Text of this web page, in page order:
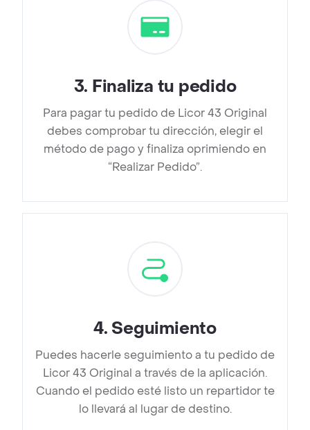
3. Finaliza tu pedido
Para pagar tu pedido de Licor 43 Original
debes comprobar tu dirección, elegir el
método de pago y finaliza oprimiendo en
“Realizar Pedido”.
4. Seguimiento
Puedes hacerle seguimiento a tu pedido de
Licor 43 Original a través de la aplicación.
Cuando el pedido esté listo un repartidor te
lo llevará al lugar de destino.